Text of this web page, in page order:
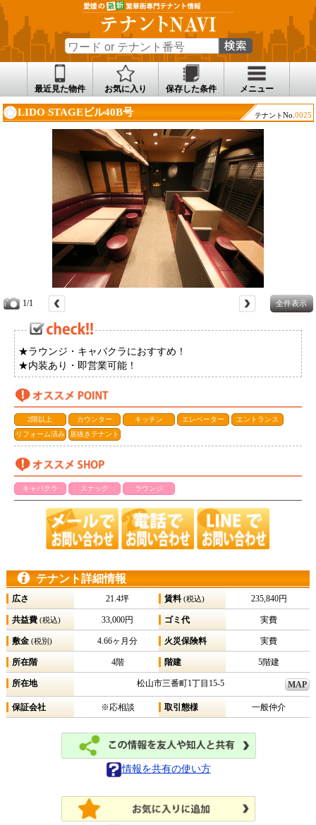
最近見た物件 お気に入り 保存した条件 メニュー
テナントNo. 0025
LIDO STAGEビル40B号
1/1 全件表示
★ラウンジ・キャバクラにおすすめ！
★内装あり・即営業可能！
2階以上 カウンター キッチン エレベーター
エントランス
リフォーム済み
居抜きテナント
キャバクラ スナック ラウンジ
テナント詳細情報
広さ 21.4坪 賃料 (税込) 235,840円
共益費 (税込) 33,000円 ゴミ代 実費
敷金 (税別) 4.66ヶ月分 火災保険料 実費
所在階 4階 階建 5階建
所在地 松山市三番町1丁目15-5 MAP
保証会社 ※応相談 取引態様 一般仲介
情報を共有の使い方